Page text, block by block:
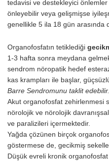
tedavisi ve destekleyici
önleyebilir veya gelişmişse
genellikle 5 ila 18 gün arasında
Organofosfatın tetiklediği
1-3 hafta sonra meydana
sendrom nöropatik hedef
kas krampları ile başlar,
Barre Sendromunu taklit edebilir.
Akut organofosfat zehirlenmesi
nöro­lojik ve nörolojik
ve paralizileri içermektedir.
Yağda çözünen birçok
göstermese de, gecikmiş
Düşük evreli kronik organofosfat